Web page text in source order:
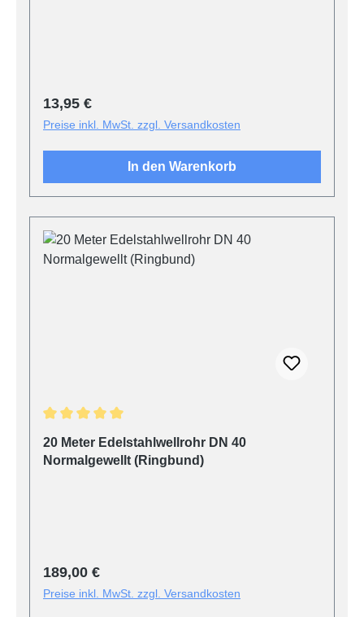
Regulärer Preis:
13,95 €
Preise inkl. MwSt. zzgl. Versandkosten
In den Warenkorb
20 Meter Edelstahlwellrohr DN 40
Normalgewellt (Ringbund)
Regulärer Preis:
189,00 €
Preise inkl. MwSt. zzgl. Versandkosten